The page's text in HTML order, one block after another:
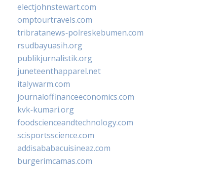
electjohnstewart.com
omptourtravels.com
tribratanews-polreskebumen.com
rsudbayuasih.org
publikjurnalistik.org
juneteenthapparel.net
italywarm.com
journaloffinanceeconomics.com
kvk-kumari.org
foodscienceandtechnology.com
scisportsscience.com
addisababacuisineaz.com
burgerimcamas.com